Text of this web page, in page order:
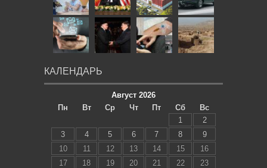
КАЛЕНДАРЬ
Август 2026
Пн
Вт Ср Чт Пт Сб
Вс
1
2
3
4 5 6 7 8
9
10
11 12 13 14 15
16
17
18 19 20 21 22
23